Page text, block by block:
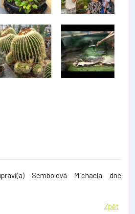
Sembolová Michaela dne
Zpět